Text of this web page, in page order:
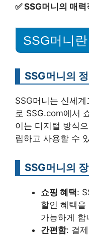
✅SSG머니의 매
SSG머니
SSG머니의
SSG머니는 신세
로 SSG.com에서
이는 디지털 방식
립하고 사용할 수
SSG머니의
쇼핑 혜택:
할인 혜택을
가능하게 합
간편함: 결